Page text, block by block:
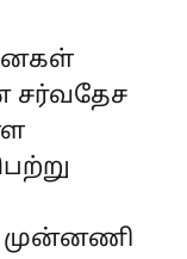
சர்வதேச
முன்னணி